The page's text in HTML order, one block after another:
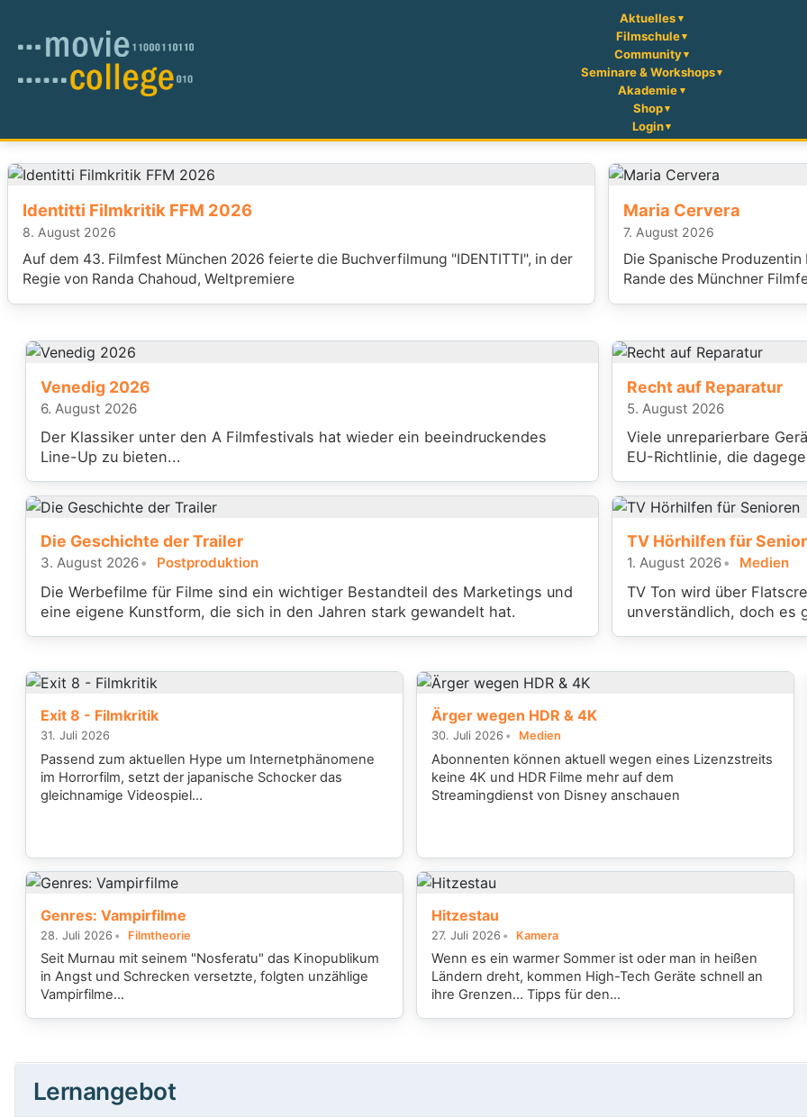
Aktuelles
Filmschule
Community
Seminare & Workshops
Akademie
Shop
Login
Identitti Filmkritik FFM 2026
8. August 2026
Auf dem 43. Filmfest München 2026 feierte die Buchverfilmung "IDENTITTI", in der
Regie von Randa Chahoud, Weltpremiere
Maria Cervera
7. August 2026
Die Spanische
Rande des Münchner
Venedig 2026
6. August 2026
Der Klassiker unter den A Filmfestivals hat wieder ein beeindruckendes
Line-Up zu bieten...
Recht auf Reparatur
5. August 2026
Viele unreparierbare
EU-Richtlinie, die
Die Geschichte der Trailer
3. August 2026 Postproduktion
Die Werbefilme für Filme sind ein wichtiger Bestandteil des Marketings und
eine eigene Kunstform, die sich in den Jahren stark gewandelt hat.
TV Hörhilfen für
1. August 2026 Medien
TV Ton wird über
unverständlich, doch es
Exit 8 - Filmkritik
31. Juli 2026
Passend zum aktuellen Hype um Internetphänomene
im Horrorfilm, setzt der japanische Schocker das
gleichnamige Videospiel...
Ärger wegen HDR & 4K
30. Juli 2026 Medien
Abonnenten können aktuell wegen eines Lizenzstreits
keine 4K und HDR Filme mehr auf dem
Streamingdienst von Disney anschauen
Genres: Vampirfilme
28. Juli 2026 Filmtheorie
Seit Murnau mit seinem "Nosferatu" das Kinopublikum
in Angst und Schrecken versetzte, folgten unzählige
Vampirfilme...
Hitzestau
27. Juli 2026 Kamera
Wenn es ein warmer Sommer ist oder man in heißen
Ländern dreht, kommen High-Tech Geräte schnell an
ihre Grenzen... Tipps für den...
Lernangebot